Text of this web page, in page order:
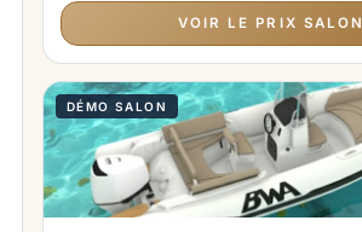
VOIR LE PRIX SALON
DÉMO SALON